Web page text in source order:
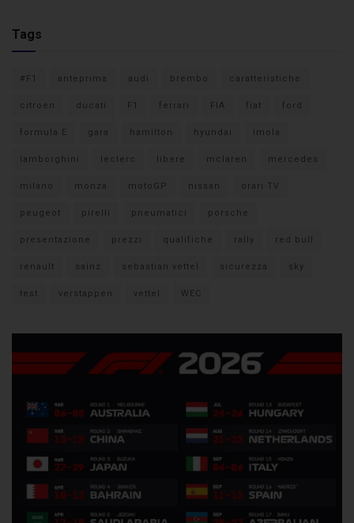
Tags
#F1 anteprima audi brembo caratteristiche
citroen ducati F1 ferrari FIA fiat ford
formula E gara hamilton hyundai imola
lamborghini leclerc libere mclaren mercedes
milano monza motoGP nissan orari TV
peugeot pirelli pneumatici porsche
presentazione prezzi qualifiche rally red bull
renault sainz sebastian vettel sicurezza sky
test verstappen vettel WEC